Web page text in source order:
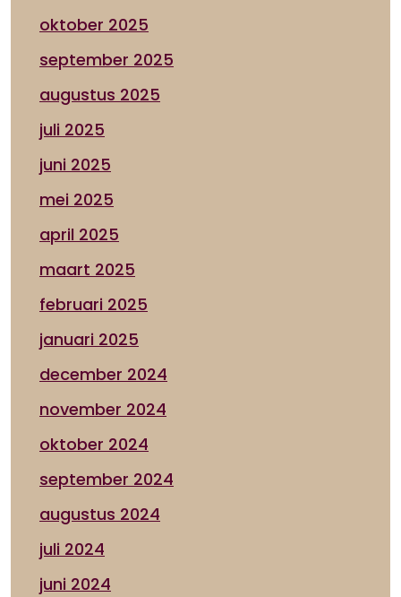
oktober 2025
september 2025
augustus 2025
juli 2025
juni 2025
mei 2025
april 2025
maart 2025
februari 2025
januari 2025
december 2024
november 2024
oktober 2024
september 2024
augustus 2024
juli 2024
juni 2024